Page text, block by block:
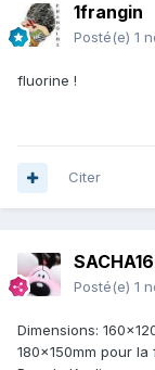
1frangin
Posté(e) 1
fluorine !
Citer
SACHA16
Posté(e) 1
Dimensions:
180x150mm pour